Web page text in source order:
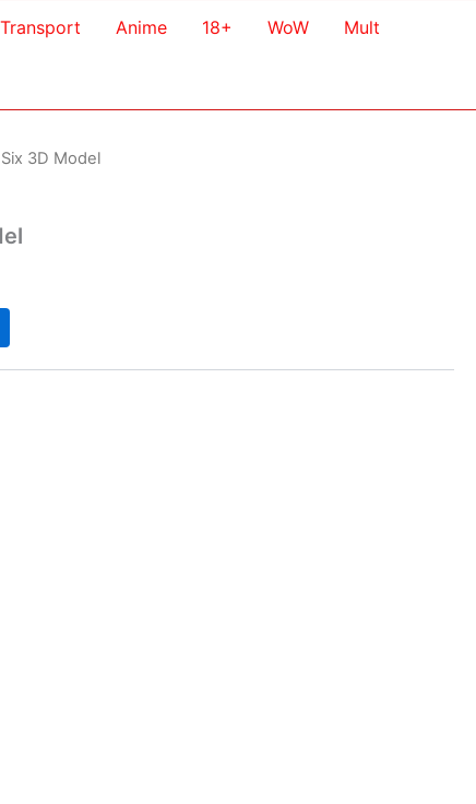
Transport Anime 18+ WoW Mult
3D Model